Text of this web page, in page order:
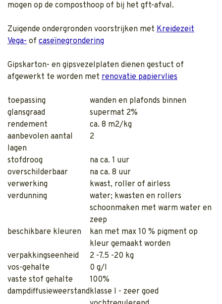
mogen op de composthoop of bij het gft-afval.
Zuigende ondergronden voorstrijken met Kreidezeit
Vega- of caseïnegrondering
Gipskarton- en gipsvezelplaten dienen gestuct of
afgewerkt te worden met renovatie papiervlies
toepassing
wanden en plafonds binnen
glansgraad
supermat 2%
rendement
ca. 8 m2/kg
aanbevolen aantal
lagen
2
stofdroog
na ca. 1 uur
overschilderbaar
na ca. 8 uur
verwerking
kwast, roller of airless
verdunning
water; kwasten en rollers
schoonmaken met warm water en
zeep
beschikbare kleuren
kan met max 10 % pigment op
kleur gemaakt worden
verpakkingseenheid
2 -7.5 -20 kg
vos-gehalte
0 g/l
vaste stof gehalte
100%
dampdiffusieweerstandklasse I - zeer goed